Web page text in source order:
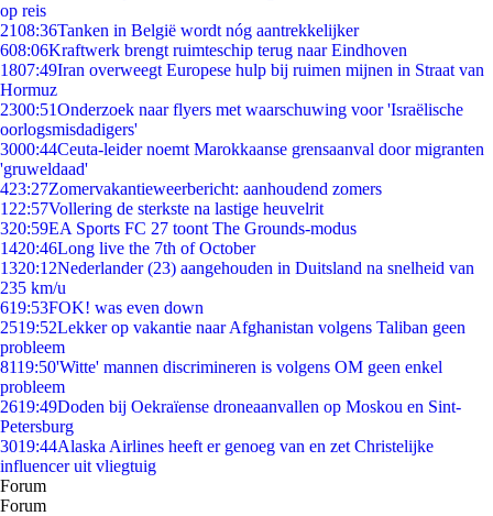
op reis
2108:36Tanken in België wordt nóg aantrekkelijker
608:06Kraftwerk brengt ruimteschip terug naar Eindhoven
1807:49Iran overweegt Europese hulp bij ruimen mijnen in Straat van
Hormuz
2300:51Onderzoek naar flyers met waarschuwing voor 'Israëlische
oorlogsmisdadigers'
3000:44Ceuta-leider noemt Marokkaanse grensaanval door migranten
'gruweldaad'
423:27Zomervakantieweerbericht: aanhoudend zomers
1 22:57Vollering de sterkste na lastige heuvelrit
320:59EA Sports FC 27 toont The Grounds-modus
1420:46Long live the 7th of October
1320:12Nederlander (23) aangehouden in Duitsland na snelheid van
235 km/u
619:53FOK! was even down
2519:52Lekker op vakantie naar Afghanistan volgens Taliban geen
probleem
8119:50'Witte' mannen discrimineren is volgens OM geen enkel
probleem
2619:49Doden bij Oekraïense droneaanvallen op Moskou en Sint-
Petersburg
3019:44Alaska Airlines heeft er genoeg van en zet Christelijke
influencer uit vliegtuig
Forum
Forum